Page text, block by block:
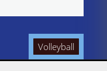
Volleyball